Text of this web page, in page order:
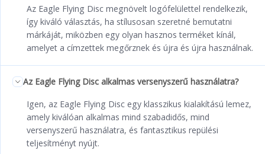
Az Eagle Flying Disc megnövelt logófelülettel rendelkezik,
így kiváló választás, ha stílusosan szeretné bemutatni
márkáját, miközben egy olyan hasznos terméket kínál,
amelyet a címzettek megőrznek és újra és újra használnak.
Az Eagle Flying Disc alkalmas versenyszerű használatra?
Igen, az Eagle Flying Disc egy klasszikus kialakítású lemez,
amely kiválóan alkalmas mind szabadidős, mind
versenyszerű használatra, és fantasztikus repülési
teljesítményt nyújt.